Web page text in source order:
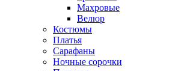
Махровые
Велюр
Костюмы
Платья
Сарафаны
Ночные сорочки